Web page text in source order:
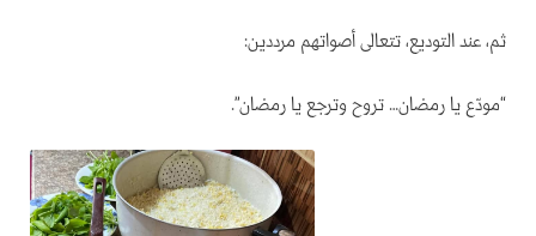
ثم، عند التوديع، تتعالى أصواتهم مرددين:
“مودّع يا رمضان… تروح وترجع يا رمضان”.